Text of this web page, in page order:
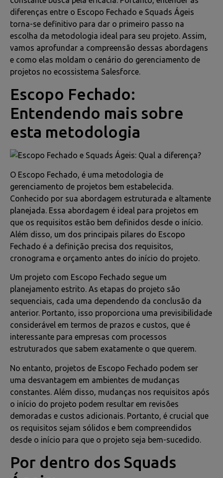
diferenças entre o Escopo Fechado e Squads Ágeis
torna-se definitivo para dar o primeiro passo na
escolha da metodologia ideal para seu projeto. Assim,
vamos aprofundar a compreensão dessas abordagens
e como elas moldam o cenário do gerenciamento de
projetos no ecossistema Salesforce.
Escopo Fechado:
Entendendo mais sobre
esta metodologia
O Escopo Fechado, é uma metodologia de
gerenciamento de projetos bem estabelecida.
Conhecido por sua abordagem estruturada e altamente
planejada. Essa abordagem é ideal para projetos em
que os requisitos estão bem definidos desde o início.
Além disso, um dos principais pilares do Escopo
Fechado é a definição precisa dos requisitos,
cronograma e orçamento antes do início do projeto.
Um projeto com Escopo Fechado segue um
planejamento estrito. As etapas do projeto são
sequenciais, cada uma dependendo da conclusão da
anterior. Portanto, isso proporciona uma previsibilidade
considerável em termos de prazos e custos, que é
interessante para empresas com processos
estruturados que sabem exatamente o que querem.
No entanto, projetos de Escopo Fechado podem ser
uma desvantagem em ambientes de mudanças
constantes. Além disso, mudanças nos requisitos após
o início do projeto podem resultar em revisões
demoradas e custos adicionais. Portanto, é crucial que
os requisitos sejam sólidos e bem compreendidos
desde o início para que o projeto seja bem-sucedido.
Por dentro dos Squads